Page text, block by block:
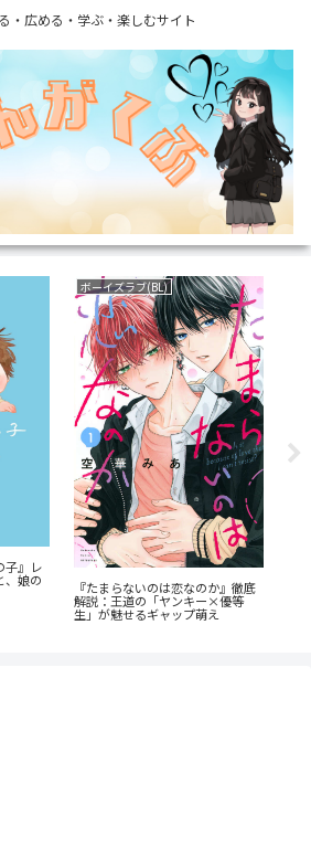
・広める・学ぶ・楽しむサイト
子』レ
、娘の
ボーイズラブ(BL)
『たまらないのは恋なのか』徹底
解説：王道の「ヤンキー×優等
生」が魅せるギャップ萌え